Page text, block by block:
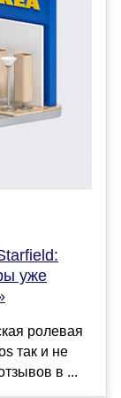
уже
ролевая
так и не
в ...